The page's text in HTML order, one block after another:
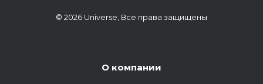
© 2026 Universe, Все права защищены
О компании